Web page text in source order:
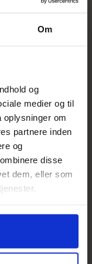
Om
og
medier og til
om
partnere inden
og
disse
dem, eller som
til 214 kr.